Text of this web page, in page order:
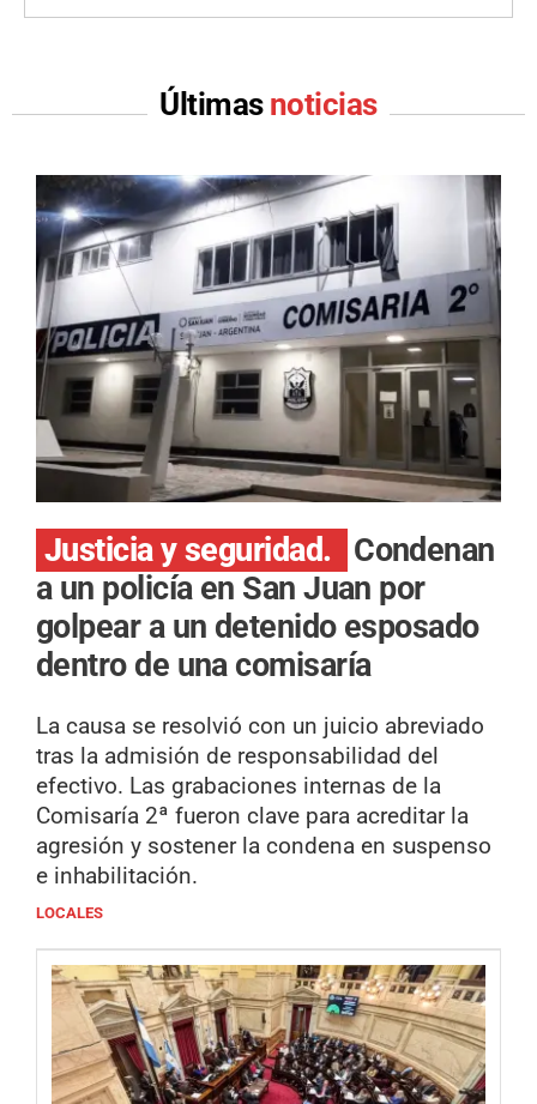
Últimas noticias
Justicia y seguridad.
Condenan
a un policía en San Juan por
golpear a un detenido esposado
dentro de una comisaría
La causa se resolvió con un juicio abreviado
tras la admisión de responsabilidad del
efectivo. Las grabaciones internas de la
Comisaría 2ª fueron clave para acreditar la
agresión y sostener la condena en suspenso
e inhabilitación.
LOCALES